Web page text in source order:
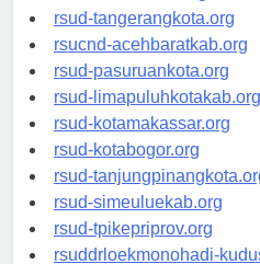
rsud-kotabekasi.org
rsud-tangerangkota.org
rsucnd-acehbaratkab.org
rsud-pasuruankota.org
rsud-limapuluhkotakab.org
rsud-kotamakassar.org
rsud-kotabogor.org
rsud-tanjungpinangkota.org
rsud-simeuluekab.org
rsud-tpikepriprov.org